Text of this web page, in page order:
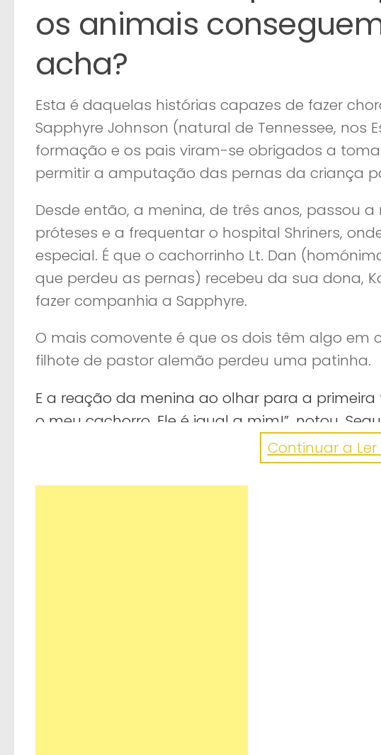
os animais
acha?
Esta é daquelas histórias capazes de fazer
Sapphyre Johnson (natural de Tennessee,
formação e os pais viram-se obrigados a
permitir a amputação das pernas da criança
Desde então, a menina, de três anos, passou
próteses e a frequentar o hospital Shriners,
especial. É que o cachorrinho Lt. Dan
que perdeu as pernas) recebeu da sua dona,
fazer companhia a Sapphyre.
O mais comovente é que os dois têm algo
filhote de pastor alemão perdeu uma patinha.
E a reação da menina ao olhar para a primeira
o meu cachorro. Ele é igual a mim!”, notou.
Hardin, que acompanha a filha do casal, o
amigos e a explicar a sua deficiência aos
Continuar a Ler